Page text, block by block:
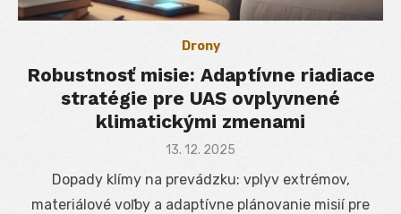
Drony
Robustnosť misie: Adaptívne riadiace
stratégie pre UAS ovplyvnené
klimatickými zmenami
Posted
13. 12. 2025
Dopady klímy na prevádzku: vplyv extrémov,
materiálové voľby a adaptívne plánovanie misií pre